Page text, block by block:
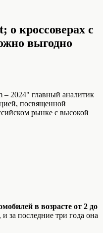
о кроссоверах с
выгодно
– 2024" главный аналитик
посвященной
рынке с высокой
в возрасте от 2 до
, и за последние три года она